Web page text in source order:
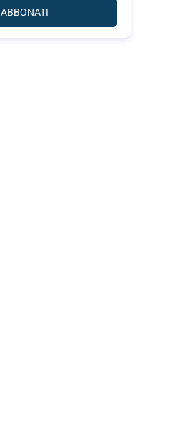
ABBONATI